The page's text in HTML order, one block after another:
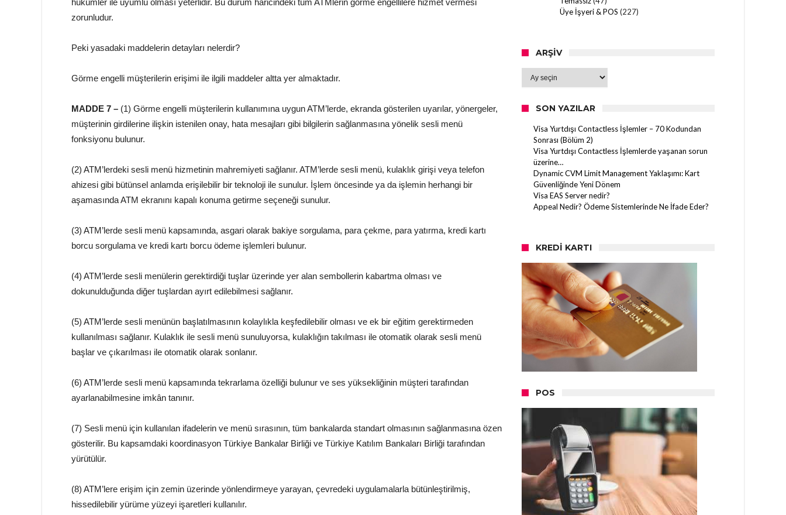
zorunludur.
Peki yasadaki maddelerin detayları nelerdir?
Görme engelli müşterilerin erişimi ile ilgili maddeler altta yer almaktadır.
MADDE 7 – (1) Görme engelli müşterilerin kullanımına uygun ATM’lerde, ekranda gösterilen uyarılar, yönergeler,
müşterinin girdilerine ilişkin istenilen onay, hata mesajları gibi bilgilerin sağlanmasına yönelik sesli menü
fonksiyonu bulunur.
(2) ATM’lerdeki sesli menü hizmetinin mahremiyeti sağlanır. ATM’lerde sesli menü, kulaklık girişi veya telefon
ahizesi gibi bütünsel anlamda erişilebilir bir teknoloji ile sunulur. İşlem öncesinde ya da işlemin herhangi bir
aşamasında ATM ekranını kapalı konuma getirme seçeneği sunulur.
(3) ATM’lerde sesli menü kapsamında, asgari olarak bakiye sorgulama, para çekme, para yatırma, kredi kartı
borcu sorgulama ve kredi kartı borcu ödeme işlemleri bulunur.
(4) ATM’lerde sesli menülerin gerektirdiği tuşlar üzerinde yer alan sembollerin kabartma olması ve
dokunulduğunda diğer tuşlardan ayırt edilebilmesi sağlanır.
(5) ATM’lerde sesli menünün başlatılmasının kolaylıkla keşfedilebilir olması ve ek bir eğitim gerektirmeden
kullanılması sağlanır. Kulaklık ile sesli menü sunuluyorsa, kulaklığın takılması ile otomatik olarak sesli menü
başlar ve çıkarılması ile otomatik olarak sonlanır.
(6) ATM’lerde sesli menü kapsamında tekrarlama özelliği bulunur ve ses yüksekliğinin müşteri tarafından
ayarlanabilmesine imkân tanınır.
(7) Sesli menü için kullanılan ifadelerin ve menü sırasının, tüm bankalarda standart olmasının sağlanmasına özen
gösterilir. Bu kapsamdaki koordinasyon Türkiye Bankalar Birliği ve Türkiye Katılım Bankaları Birliği tarafından
yürütülür.
(8) ATM’lere erişim için zemin üzerinde yönlendirmeye yarayan, çevredeki uygulamalarla bütünleştirilmiş,
hissedilebilir yürüme yüzeyi işaretleri kullanılır.
Üye İşyeri & POS (227)
ARŞIV
SON YAZILAR
Visa Yurtdışı Contactless İşlemler – 70 Kodundan
Sonrası (Bölüm 2)
Visa Yurtdışı Contactless İşlemlerde yaşanan sorun
üzerine…
Dynamic CVM Limit Management Yaklaşımı: Kart
Güvenliğinde Yeni Dönem
Visa EAS Server nedir?
Appeal Nedir? Ödeme Sistemlerinde Ne İfade Eder?
KREDI KARTI
POS